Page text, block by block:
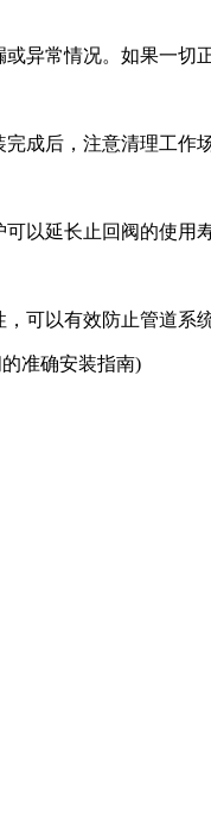
异常情况。如果一切
成后，注意清理工作
以延长止回阀的使用
可以有效防止管道系